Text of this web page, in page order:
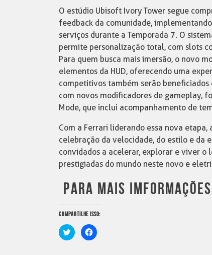
O estúdio Ubisoft Ivory Tower segue
feedback da comunidade,
serviços durante a Temporada 7. O
permite personalização total, com slots
Para quem busca mais imersão, o novo
elementos da HUD, oferecendo uma
competitivos também serão beneficiados
com novos modificadores de gameplay,
Mode, que inclui acompanhamento de
Com a Ferrari liderando essa nova
celebração da velocidade, do estilo e da
convidados a acelerar, explorar e viver o
prestigiadas do mundo neste novo e
PARA MAIS
COMPARTILHE ISSO:
Clique
para
Clique
para